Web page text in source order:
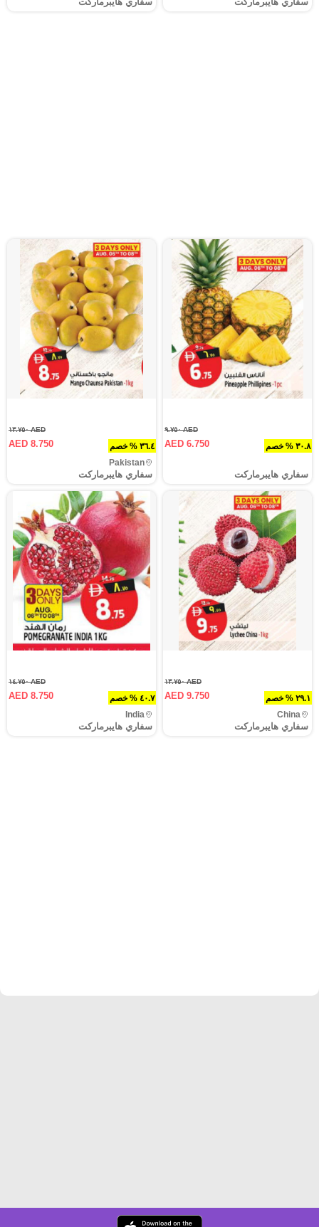
٣٠.٨ % خصم
AED ٩.٧٥٠
AED 6.750
سفاري هايبرماركت
٣٦.٤ % خصم
AED ١٣.٧٥٠
AED 8.750
سفاري هايبرماركت
Pakistan
٢٩.١ % خصم
AED ١٣.٧٥٠
AED 9.750
سفاري هايبرماركت
China
٤٠.٧ % خصم
AED ١٤.٧٥٠
AED 8.750
سفاري هايبرماركت
India